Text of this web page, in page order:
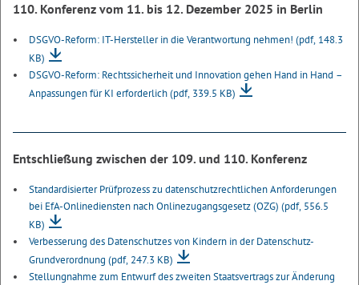
110. Konferenz vom 11. bis 12. Dezember 2025 in Berlin
DSGVO-Reform: IT-Hersteller in die Verantwortung nehmen! (pdf, 148.3
KB)
DSGVO-Reform: Rechtssicherheit und Innovation gehen Hand in Hand –
Anpassungen für KI erforderlich(pdf, 339.5 KB)
Entschließung zwischen der 109. und 110. Konferenz
Standardisierter Prüfprozess zu datenschutzrechtlichen Anforderungen
bei EfA-Onlinediensten nach Onlinezugangsgesetz (OZG) (pdf, 556.5
KB)
Verbesserung des Datenschutzes von Kindern in der Datenschutz-
Grundverordnung (pdf, 247.3 KB)
Stellungnahme zum Entwurf des zweiten Staatsvertrags zur Änderung